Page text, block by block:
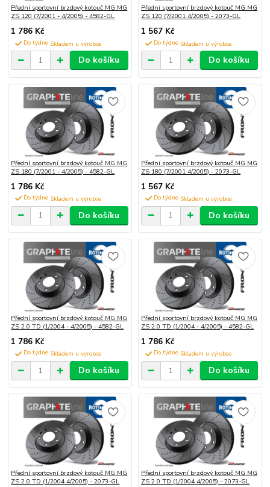
Přední sportovní brzdový kotouč MG MG
ZS 120 (7/2001 - 4/2005) - 4582-GL
1 786 Kč
Do týdne
Do košíku
Přední sportovní brzdový kotouč MG MG
ZS 120 (7/2001 4/2005) - 2073-GL
1 567 Kč
Do týdne
Do košíku
Přední sportovní brzdový kotouč MG MG
ZS 180 (7/2001 - 4/2005) - 4582-GL
1 786 Kč
Do týdne
Do košíku
Přední sportovní brzdový kotouč MG MG
ZS 180 (7/2001 4/2005) - 2073-GL
1 567 Kč
Do týdne
Do košíku
Přední sportovní brzdový kotouč MG MG
ZS 2.0 TD (1/2004 - 4/2005) - 4582-GL
1 786 Kč
Do týdne
Do košíku
Přední sportovní brzdový kotouč MG MG
ZS 2.0 TD (1/2004 - 4/2005) - 4582-GL
1 786 Kč
Do týdne
Do košíku
Přední sportovní brzdový kotouč MG MG
ZS 2.0 TD (1/2004 4/2005) - 2073-GL
Přední sportovní brzdový kotouč MG MG
ZS 2.0 TD (1/2004 4/2005) - 2073-GL